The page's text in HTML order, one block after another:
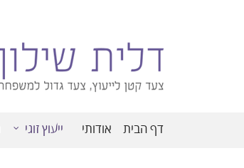
דף הבית אודותי ייעוץ זוגי